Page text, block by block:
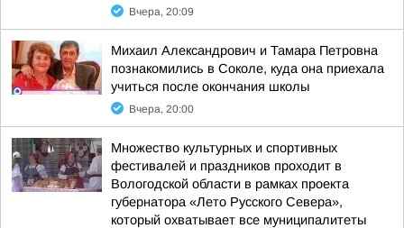
Вчера, 20:09
Михаил Александрович и Тамара Петровна
познакомились в Соколе, куда она приехала
учиться после окончания школы
Вчера, 20:00
Множество культурных и спортивных
фестивалей и праздников проходит в
Вологодской области в рамках проекта
губернатора «Лето Русского Севера»,
который охватывает все муниципалитеты